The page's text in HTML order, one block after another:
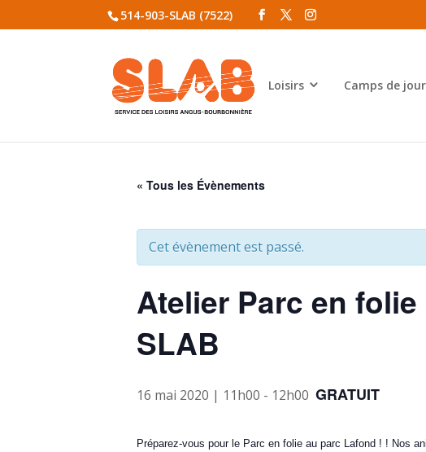
514-903-SLAB (7522)
Loisirs Camps de jour
« Tous les Évènements
Cet évènement est passé.
Atelier Parc en
SLAB
16 mai 2020 | 11h00 - 12h00 GRATUIT
Préparez-vous pour le Parc en folie au parc Lafond ! ! Nos